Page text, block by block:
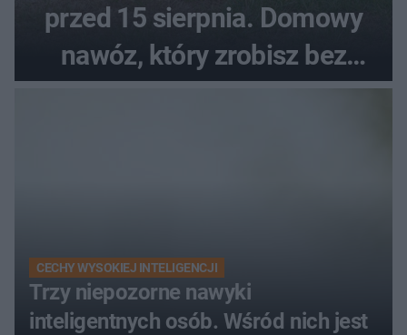
przed 15 sierpnia. Domowy
nawóz, który zrobisz bez
wydawania pieniędzy
CECHY WYSOKIEJ INTELIGENCJI
Trzy niepozorne nawyki
inteligentnych osób. Wśród nich jest